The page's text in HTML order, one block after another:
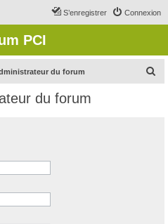
Connexion
S’enregistrer
PCI
du forum
du forum